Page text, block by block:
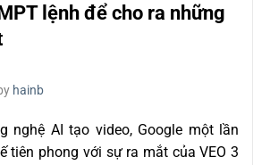
lệnh để cho ra những
hainb
nghệ AI tạo video, Google một lần
tiên phong với sự ra mắt của VEO 3